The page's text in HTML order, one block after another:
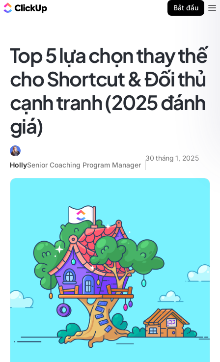
Bắt đầu
Top 5 lựa chọn thay thế
cho Shortcut & Đối thủ
cạnh tranh (2025 đánh
giá)
HollySenior Coaching Program Manager
30 tháng 1, 2025